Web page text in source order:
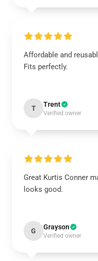
Affordable and
Fits perfectly.
T Trent
Verified owner
Great Kurtis Conner
looks good.
G Grayson
Verified owner